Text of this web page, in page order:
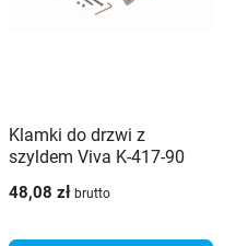
Klamki do drzwi z
szyldem Viva K-417-90
48,08 zł brutto